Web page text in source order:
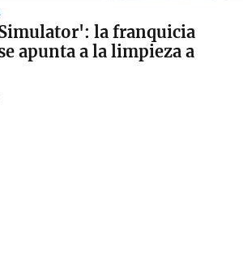
la franquicia
apunta a la limpieza a